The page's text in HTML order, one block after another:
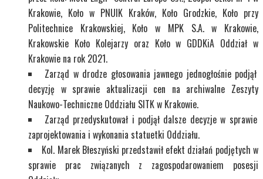
Krakowie, Koło w PNUIK Kraków, Koło Grodzkie, Koło przy
Politechnice Krakowskiej, Koło w MPK S.A. w Krakowie,
Krakowskie Koło Kolejarzy oraz Koło w GDDKiA Oddział w
Krakowie na rok 2021.
Zarząd w drodze głosowania jawnego jednogłośnie podjął
decyzję w sprawie aktualizacji cen na archiwalne Zeszyty
Naukowo-Techniczne Oddziału SITK w Krakowie.
Zarząd przedyskutował i podjął dalsze decyzje w sprawie
zaprojektowania i wykonania statuetki Oddziału.
Kol. Marek Błeszyński przedstawił efekt działań podjętych w
sprawie prac związanych z zagospodarowaniem posesji